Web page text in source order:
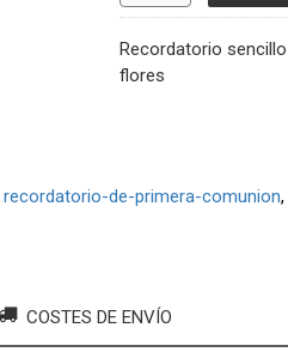
Recordatorio
flores
recordatorio-de-primera-comunion
COSTES DE ENVÍO